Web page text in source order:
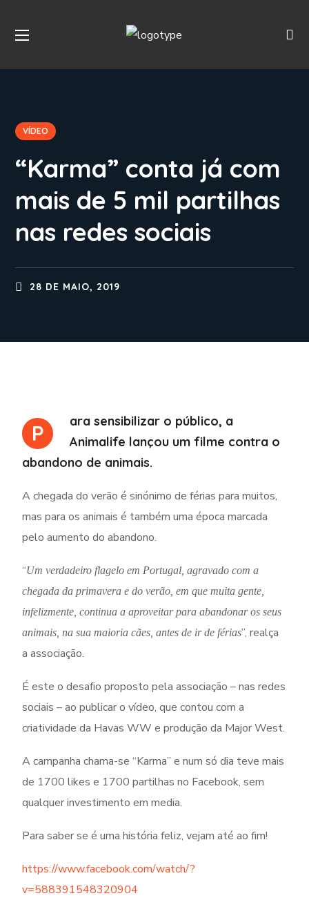
VÍDEO
“Karma” conta já com
mais de 5 mil partilhas
nas redes sociais
28 DE MAIO, 2019
P
ara sensibilizar o público, a
Animalife lançou um filme contra o
abandono de animais.
A chegada do verão é sinónimo de férias para muitos,
mas para os animais é também uma época marcada
pelo aumento do abandono.
“Um verdadeiro flagelo em Portugal, agravado com a
chegada da primavera e do verão, em que muita gente,
infelizmente, continua a aproveitar para abandonar os seus
animais, na sua maioria cães, antes de ir de férias”, realça
a associação.
É este o desafio proposto pela associação – nas redes
sociais – ao publicar o vídeo, que contou com a
criatividade da Havas WW e produção da Major West.
A campanha chama-se “Karma” e num só dia teve mais
de 1700 likes e 1700 partilhas no Facebook, sem
qualquer investimento em media.
Para saber se é uma história feliz, vejam até ao fim!
https://www.facebook.com/watch/?
v=588391548320904